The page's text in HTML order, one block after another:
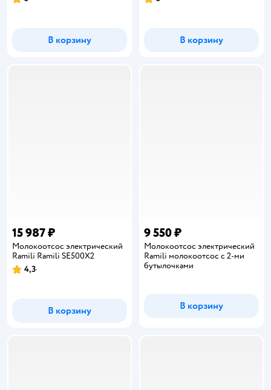
Рейтинг:
В корзину
Рейтинг:
В корзину
15 987 ₽
Молокоотсос электрический
Ramili Ramili SE500X2
Рейтинг:
4,3
В корзину
9 550 ₽
Молокоотсос электрический
Ramili молокоотсос с 2-ми
бутылочками
В корзину